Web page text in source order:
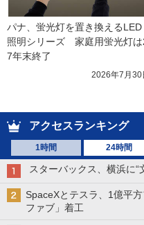
パナ、蛍光灯を置き換えるLED
照明シリーズ　家庭用蛍光灯は
7年末終了
2026年7月30
アクセスランキング
1時間 24時間
スターバックス、横浜に“
SpaceXとテスラ、1億平
ファブ」着工